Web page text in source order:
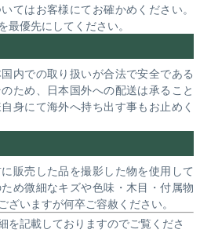
てはお客様にてお確かめください。
最優先にしてください。
内での取り扱いが合法で安全である
ため、日本国外への配送は承ること
身にて海外へ持ち出す事もお止めく
販売した品を撮影した物を使用して
め微細なキズや色味・木目・付属物
いますが何卒ご容赦ください。
を記載しておりますのでご覧くださ